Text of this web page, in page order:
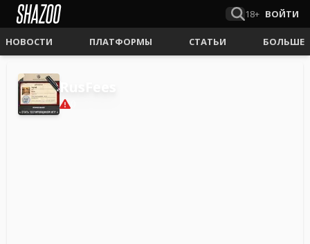
18+ ВОЙТИ
НОВОСТИ ПЛАТФОРМЫ СТАТЬИ БОЛЬШЕ